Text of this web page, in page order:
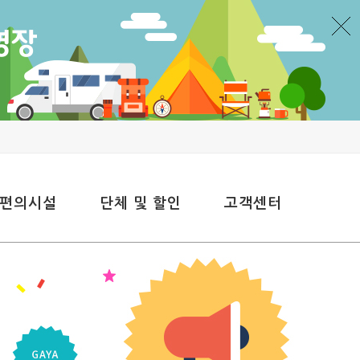
의시설 단체 및 할인 고객센터